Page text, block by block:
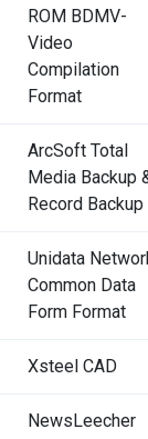
ROM BDMV-
Video
Compilation
Format
ArcSoft Total
Media Backup
Record Backup
Unidata
Common Data
Form Format
Xsteel CAD
NewsLeecher